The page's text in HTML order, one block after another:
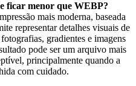
ficar menor que WEBP?
mais moderna, baseada
representar detalhes visuais de
gradientes e imagens
pode ser um arquivo mais
principalmente quando a
com cuidado.